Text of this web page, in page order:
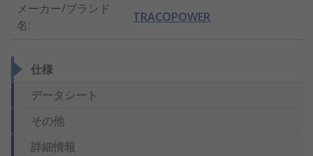
メーカー/ブランド
名:
TRACOPOWER
仕様
データシート
その他
詳細情報